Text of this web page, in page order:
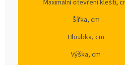
Maximální otevření kleští,
Šířka, cm
Hloubka, cm
Výška, cm